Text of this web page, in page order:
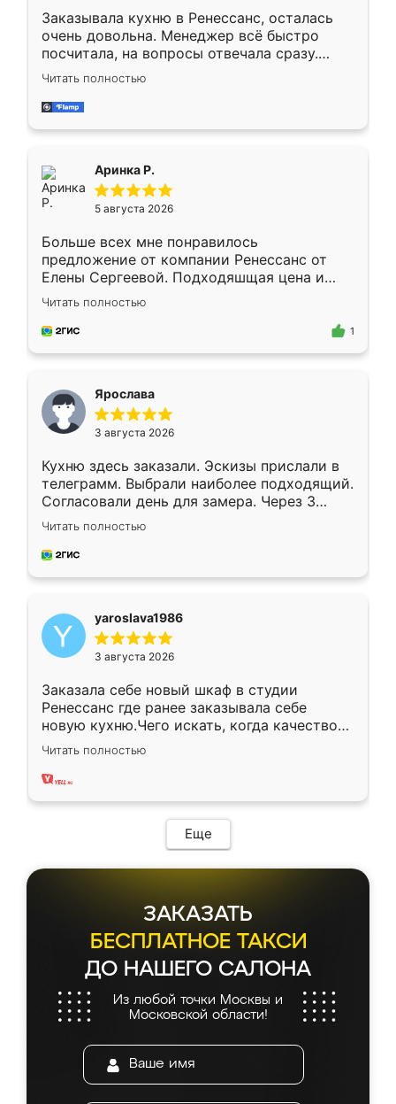
Заказывала кухню в Ренессанс, осталась
очень довольна. Менеджер всё быстро
посчитала, на вопросы отвечала сразу.
Замерщик приехал в субботу, подошёл к
делу со всей ответственностью. Собрали
за день, ребята работали аккуратно, даже
Читать полностью
Аринка Р.
5 августа 2026
Больше всех мне понравилось
предложение от компании Ренессанс от
Елены Сергеевой. Подходяшщая цена и
короткие сроки изготовления. Приехавший
для замера сотрудник Владислав
предложил по моему эскизу самый
Читать полностью
1
Ярослава
3 августа 2026
Кухню здесь заказали. Эскизы прислали в
телеграмм. Выбрали наиболее подходящий.
Согласовали день для замера. Через 3
недели кухня была уже готова. Остались
довольны работой. Спасибо Ренессанс
мебель за качественную работу!
Читать полностью
yaroslava1986
3 августа 2026
Заказала себе новый шкаф в студии
Ренессанс где ранее заказывала себе
новую кухню.Чего искать, когда качеством
вполне довольна. Служит кухня уже почти
два года, нареканий нет.
Читать полностью
Еще
ЗАКАЗАТЬ
БЕСПЛАТНОЕ ТАКСИ
ДО НАШЕГО САЛОНА
Из любой точки Москвы и
Московской области!